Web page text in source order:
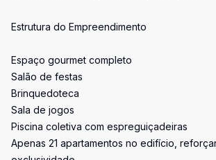
Estrutura do Empreendimento
Espaço gourmet completo
Salão de festas
Brinquedoteca
Sala de jogos
Piscina coletiva com espreguiçadeiras
Apenas 21 apartamentos no edifício,